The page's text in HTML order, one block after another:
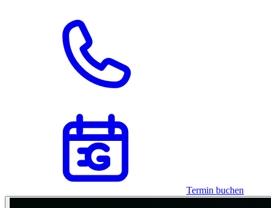
Termin buchen